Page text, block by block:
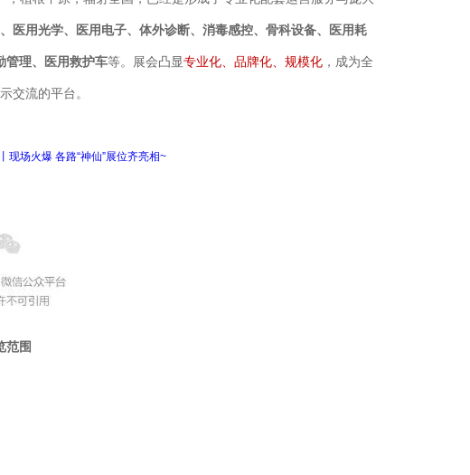
医用光学、医用电子、体外诊断、消毒感控、骨科设备、医用耗
管理、医用救护车等。 展会凸显专业化、品牌化、规模化 ，成为全
交流的平台。
现场火爆 各路“神仙”展位齐亮相~
范围